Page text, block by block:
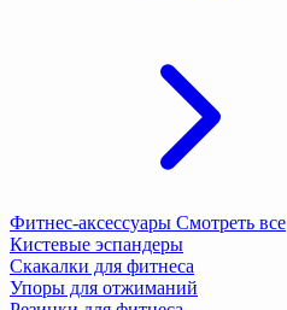
Фитнес-аксессуары Смотреть все
Кистевые эспандеры
Скакалки для фитнеса
Упоры для отжиманий